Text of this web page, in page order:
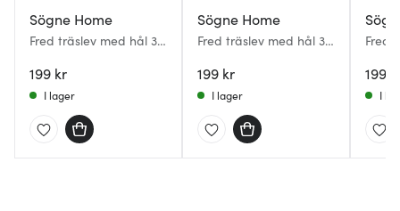
Sögne Home
Fred träslev med hål 30
199 kr
I lager
Sögne Home
Fred träslev med hål 35
199 kr
I lager
Fred
199
I